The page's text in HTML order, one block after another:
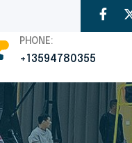
PHONE:
+13594780355